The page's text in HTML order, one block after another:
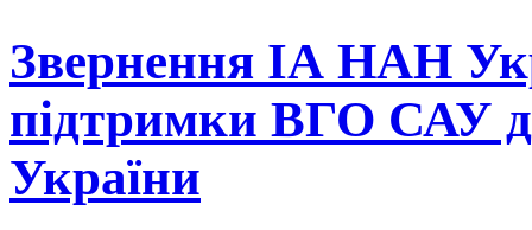
Звернення ІА НАН
підтримки ВГО САУ
України